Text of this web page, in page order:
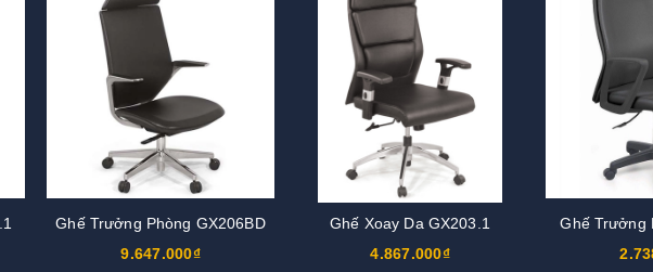
Ghế Trưởng Phòng GX206BD
9.647.000₫
Ghế Xoay Da GX203.1
4.867.000₫
Ghế Trưởng